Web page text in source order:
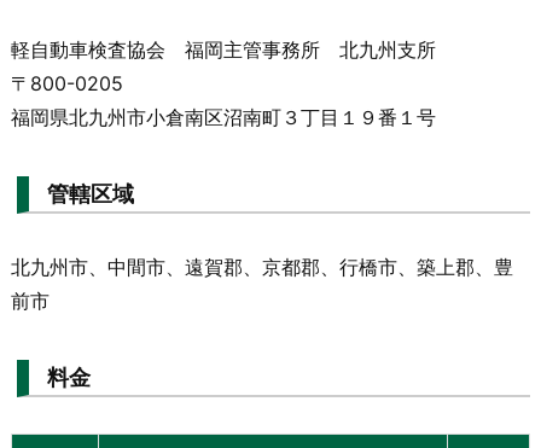
軽自動車検査協会 福岡主管事務所 北九州支所
〒800-0205
福岡県北九州市小倉南区沼南町３丁目１９番１号
管轄区域
北九州市、中間市、遠賀郡、京都郡、行橋市、築上郡、豊
前市
料金